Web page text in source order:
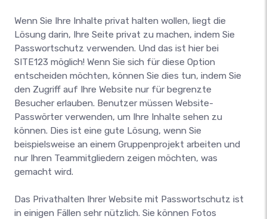
Wenn Sie Ihre Inhalte privat halten wollen, liegt die
Lösung darin, Ihre Seite privat zu machen, indem Sie
Passwortschutz verwenden. Und das ist hier bei
SITE123 möglich! Wenn Sie sich für diese Option
entscheiden möchten, können Sie dies tun, indem Sie
den Zugriff auf Ihre Website nur für begrenzte
Besucher erlauben. Benutzer müssen Website-
Passwörter verwenden, um Ihre Inhalte sehen zu
können. Dies ist eine gute Lösung, wenn Sie
beispielsweise an einem Gruppenprojekt arbeiten und
nur Ihren Teammitgliedern zeigen möchten, was
gemacht wird.
Das Privathalten Ihrer Website mit Passwortschutz ist
in einigen Fällen sehr nützlich. Sie können Fotos